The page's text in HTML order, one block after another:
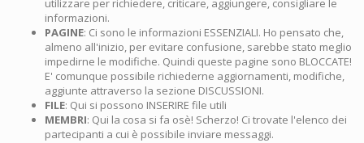
utilizzare per richiedere, criticare, aggiungere, consigliare le
informazioni.
PAGINE: Ci sono le informazioni ESSENZIALI. Ho pensato che,
almeno all'inizio, per evitare confusione, sarebbe stato meglio
impedirne le modifiche. Quindi queste pagine sono BLOCCATE!
E' comunque possibile richiederne aggiornamenti, modifiche,
aggiunte attraverso la sezione DISCUSSIONI.
FILE: Qui si possono INSERIRE file utili
MEMBRI: Qui la cosa si fa osè! Scherzo! Ci trovate l'elenco dei
partecipanti a cui è possibile inviare messaggi.